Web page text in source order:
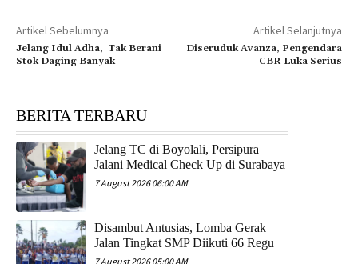
Artikel Sebelumnya
Jelang Idul Adha, Tak Berani
Stok Daging Banyak
Artikel Selanjutnya
Diseruduk Avanza, Pengendara
CBR Luka Serius
BERITA TERBARU
Jelang TC di Boyolali, Persipura
Jalani Medical Check Up di Surabaya
7 August 2026 06:00 AM
Disambut Antusias, Lomba Gerak
Jalan Tingkat SMP Diikuti 66 Regu
7 August 2026 05:00 AM